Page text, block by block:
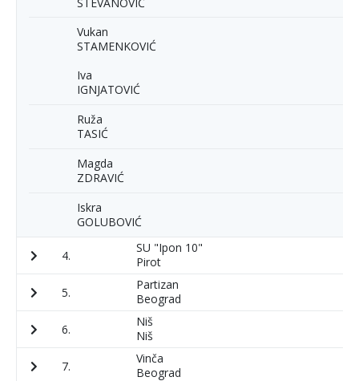
Vukan
STAMENKOVIĆ
Iva
IGNJATOVIĆ
Ruža
TASIĆ
Magda
ZDRAVIĆ
Iskra
GOLUBOVIĆ
4.
SU "Ipon 10"
Pirot
5.
Partizan
Beograd
6.
Niš
Niš
7.
Vinča
Beograd